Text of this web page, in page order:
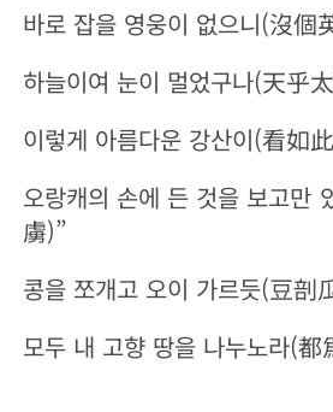
바로 잡을 영웅이 없으니(沒個
하늘이여 눈이 멀었구나(天乎太
이렇게 아름다운 강산이(看如
오랑캐의 손에 든 것을 보고만
虜)”
콩을 쪼개고 오이 가르듯(豆剖
모두 내 고향 땅을 나누노라(